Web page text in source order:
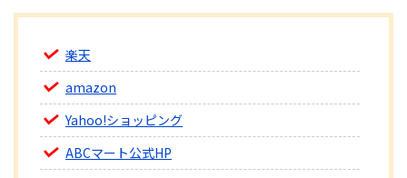
楽天
amazon
Yahoo!ショッピング
ABCマート公式HP